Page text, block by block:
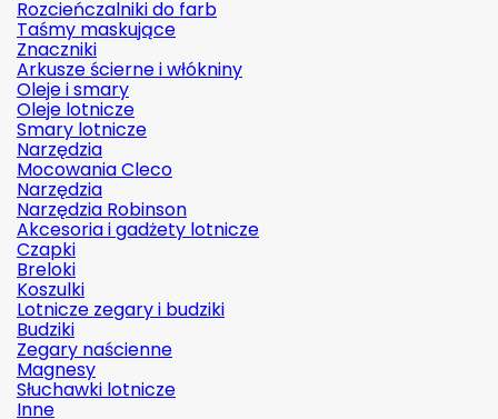
Rozcieńczalniki do farb
Taśmy maskujące
Znaczniki
Arkusze ścierne i włókniny
Oleje i smary
Oleje lotnicze
Smary lotnicze
Narzędzia
Mocowania Cleco
Narzędzia
Narzędzia Robinson
Akcesoria i gadżety lotnicze
Czapki
Breloki
Koszulki
Lotnicze zegary i budziki
Budziki
Zegary naścienne
Magnesy
Słuchawki lotnicze
Inne